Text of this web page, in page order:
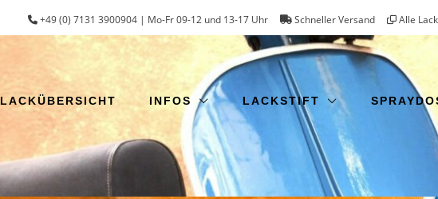
+49 (0) 7131 3900904 | Mo-Fr 09-12 und 13-17 Uhr Schneller Versand Alle
LACKÜBERSICHT INFOS LACKSTIFT